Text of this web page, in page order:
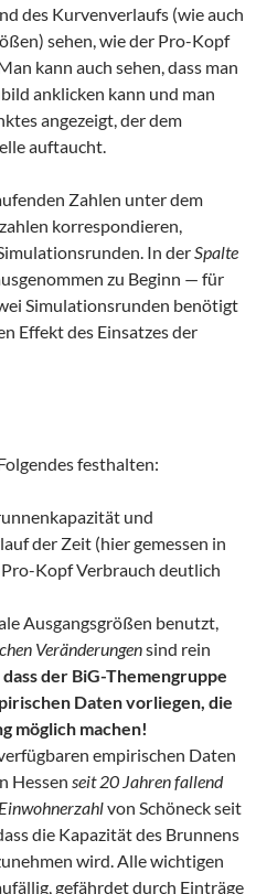
des Kurvenverlaufs (wie auch
sehen, wie der Pro-Kopf
kann auch sehen, dass man
anklicken kann und man
angezeigt, der dem
auftaucht.
Zahlen unter dem
korrespondieren,
In der Spalte
zu Beginn — für
Simulationsrunden benötigt
Effekt des Einsatzes der
festhalten:
und
der Zeit (hier gemessen in
Pro-Kopf Verbrauch deutlich
Ausgangsgrößen benutzt,
Veränderungensind rein
der BiG-Themengruppe
Daten vorliegen, die
möglich machen!
empirischen Daten
Hessen seit 20 Jahren fallend
Einwohnerzahlvon Schöneck seit
die Kapazität des Brunnens
wird. Alle wichtigen
gefährdet durch Einträge